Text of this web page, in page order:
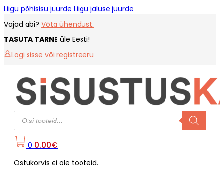
Liigu põhisisu juurde Liigu jaluse juurde
Vajad abi? Võta ühendust.
TASUTA TARNE üle Eesti!
Logi sisse või registreeru
Products
search
0 0.00€
Ostukorvis ei ole tooteid.